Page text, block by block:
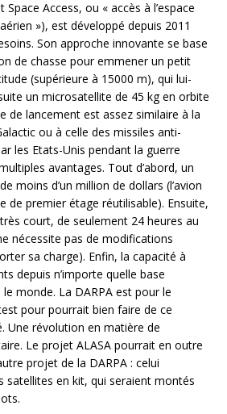
Access, ou « accès à l’espace
»), est développé depuis 2011
Son approche innovante se base
de chasse pour emmener un petit
(supérieure à 15000 m), qui lui-
un microsatellite de 45 kg en orbite
de lancement est assez similaire à la
ou à celle des missiles anti-
les Etats-Unis pendant la guerre
avantages. Tout d’abord, un
moins d’un million de dollars (l’avion
de premier étage réutilisable). Ensuite,
court, de seulement 24 heures au
nécessite pas de modifications
sa charge). Enfin, la capacité à
depuis n’importe quelle base
monde. La DARPA est pour le
pour pourrait bien faire de ce
Une révolution en matière de
Le projet ALASA pourrait en outre
projet de la DARPA : celui
satellites en kit, qui seraient montés